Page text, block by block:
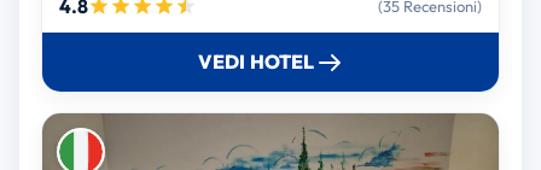
4.8 (35 Recensioni)
VEDI HOTEL